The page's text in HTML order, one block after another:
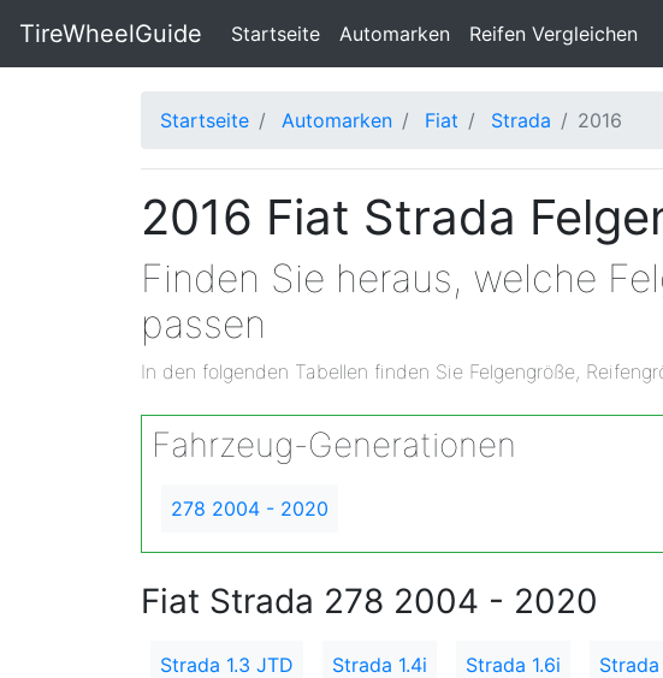
TireWheelGuide Startseite(current)
Automarken Reifen Vergleichen
Startseite Automarken Fiat Strada 2016
2016 Fiat Strada
Finden Sie heraus, welche
passen
In den folgenden Tabellen finden Sie Felgengröße,
Fahrzeug-Generationen
278 2004 - 2020
Fiat Strada 278 2004 - 2020
Strada 1.3 JTD Strada 1.4i Strada 1.6i Strada